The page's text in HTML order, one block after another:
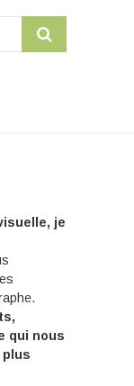
je
qui nous
plus